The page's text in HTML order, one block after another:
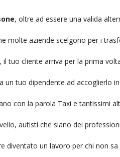
, oltre ad essere una valida
molte aziende scelgono per i
il tuo cliente arriva per la prima
un tuo dipendente ad accoglierlo
con la parola Taxi e tantissimi
autisti che siano dei
diventato un lavoro per chi non